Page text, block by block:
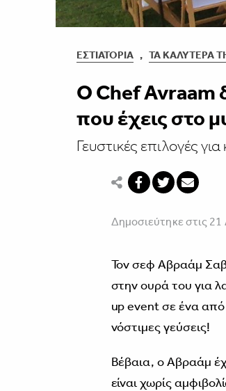
ΕΣΤΙΑΤΌΡΙΑ , ΤΑ ΚΑΛΎΤΕΡΑ
Ο Chef Avraam
που έχεις στο
Γευστικές επιλογές
Δημοσιεύτηκε στις
Τον σεφ Αβραάμ
στην ουρά του για
up event σε ένα από
νόστιμες γεύσεις!
Βέβαια, ο Αβραάμ
είναι χωρίς